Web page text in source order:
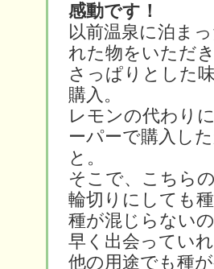
感動です！
以前温泉に泊ま
れた物をいただ
さっぱりとした
購入。
レモンの代わり
ーパーで購入し
と。
そこで、こちら
輪切りにしても
種が混じらない
早く出会ってい
他の用途でも種